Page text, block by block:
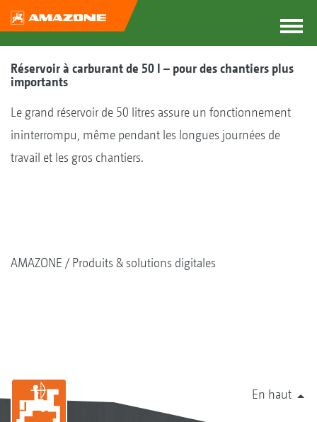
Réservoir à carburant de 50 l – pour des chantiers plus
importants
Le grand réservoir de 50 litres assure un fonctionnement
ininterrompu, même pendant les longues journées de
travail et les gros chantiers.
AMAZONE Produits & solutions digitales
En haut